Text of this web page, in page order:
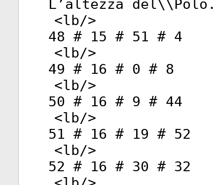
L’altezza del\\Polo.
<lb/>
48 # 15 # 51 # 4
<lb/>
49 # 16 # 0 # 8
<lb/>
50 # 16 # 9 # 44
<lb/>
51 # 16 # 19 # 52
<lb/>
52 # 16 # 30 # 32